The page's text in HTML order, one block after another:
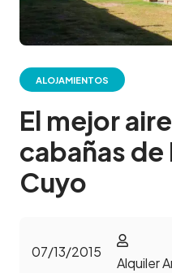
ALOJAMIENTOS
El mejor
cabañas de
Cuyo
07/13/2015
Alquiler